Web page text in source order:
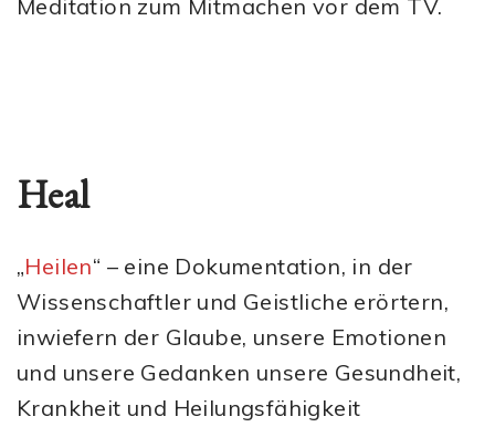
Meditation zum Mitmachen vor dem TV.
Heal
„Heilen“ – eine Dokumentation, in der
Wissenschaftler und Geistliche erörtern,
inwiefern der Glaube, unsere Emotionen
und unsere Gedanken unsere Gesundheit,
Krankheit und Heilungsfähigkeit